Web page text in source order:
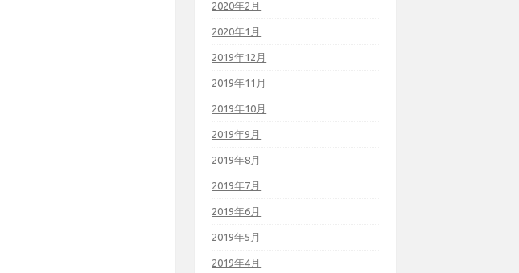
2020年2月
2020年1月
2019年12月
2019年11月
2019年10月
2019年9月
2019年8月
2019年7月
2019年6月
2019年5月
2019年4月